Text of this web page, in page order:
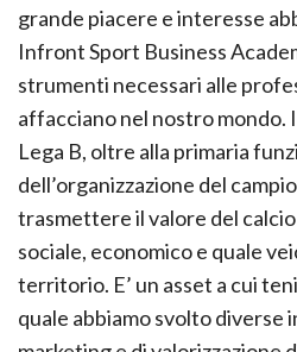
grande piacere e interesse
Infront Sport Business
strumenti necessari alle
affacciano nel nostro mondo.
Lega B, oltre alla primaria
dell’organizzazione del
trasmettere il valore del
sociale, economico e quale
territorio. E’ un asset a cui
quale abbiamo svolto diverse